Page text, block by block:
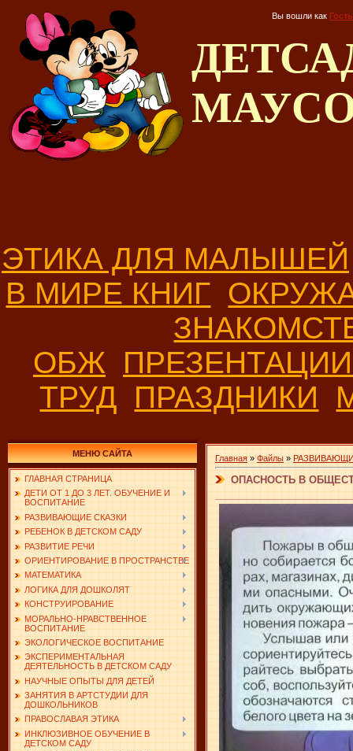
Вы вошли как Гость
ЭТИКА ДЛЯ МАЛЫШЕЙ
В МИРЕ КНИГ
ОБЖ
ТРУД ПРАЗДНИКИ
МЕНЮ САЙТА
ГЛАВНАЯ СТРАНИЦА
ДЕТИ ОТ 1 ДО 3 ЛЕТ. ОБУЧЕНИЕ И
ВОСПИТАНИЕ
РАЗВИВАЮЩИЕ СКАЗКИ
РЕБЕНОК В ДЕТСКОМ САДУ
РАЗВИТИЕ РЕЧИ
ОРИЕНТИРОВАНИЕ В ПРОСТРАНСТВЕ
МАТЕМАТИКА
ЛОГИКА ДЛЯ ДОШКОЛЯТ
КОНСТРУИРОВАНИЕ
МОРАЛЬНО-НРАВСТВЕННОЕ
ВОСПИТАНИЕ
ЭКОЛОГИЧЕСКОЕ ВОСПИТАНИЕ
ЭКСПЕРИМЕНТАЛЬНАЯ
ДЕЯТЕЛЬНОСТЬ В ДЕТСКОМ САДУ
НАУЧНЫЕ ОПЫТЫ ДЛЯ ДЕТЕЙ
ЗАНЯТИЯ В АРТСТУДИИ ДЛЯ
ДОШКОЛЬНИКОВ
ПРАВОСЛАВАЯ ЭТИКА
ИНКЛЮЗИВНОЕ ОБУЧЕНИЕ В
ДЕТСКОМ САДУ
Главная » Файлы »
ОПАСНОСТЬ В